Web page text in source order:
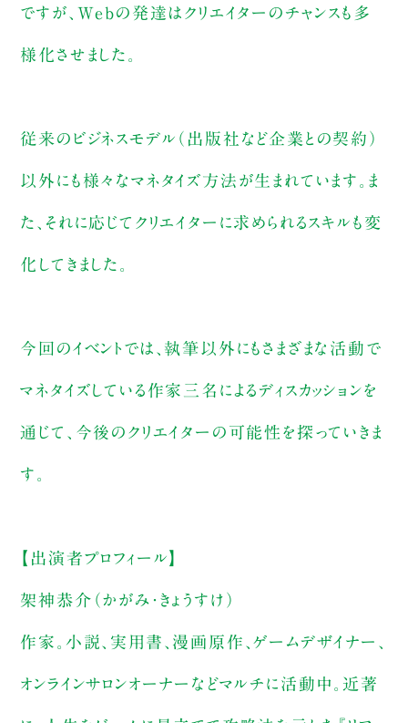
ですが、Webの発達はクリエイターのチャンスも多
様化させました。
従来のビジネスモデル（出版社など企業との契約）
以外にも様々なマネタイズ方法が生まれています。ま
た、それに応じてクリエイターに求められるスキルも変
化してきました。
今回のイベントでは、執筆以外にもさまざまな活動で
マネタイズしている作家三名によるディスカッションを
通じて、今後のクリエイターの可能性を探っていきま
す。
【出演者プロフィール】
架神恭介（かがみ・きょうすけ）
作家。小説、実用書、漫画原作、ゲームデザイナー、
オンラインサロンオーナーなどマルチに活動中。近著